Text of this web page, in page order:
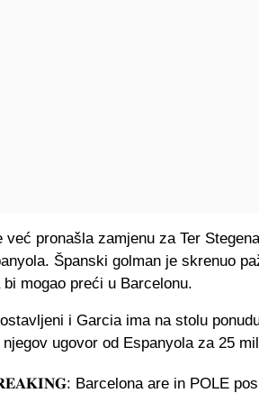
već pronašla zamjenu za Ter
Španski golman je skrenuo
mogao preći u Barcelonu.
i Garcia ima na stolu
ugovor od Espanyola za 25
Barcelona are in POLE